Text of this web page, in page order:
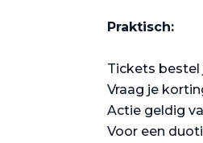
Praktisch:
Tickets bestel
Vraag je
Actie geldig
Voor een